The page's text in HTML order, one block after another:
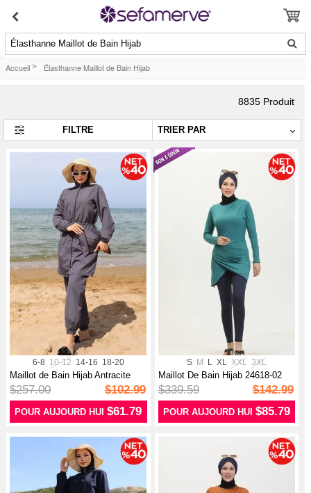
Élasthanne Maillot de Bain Hijab
Accueil > Élasthanne Maillot de Bain Hijab
8835 Produit
FILTRE
6-8 10-12 14-16 18-20
Maillot de Bain Hijab Antracite
$257.00 $102.99
POUR AUJOURD HUI$61.79
S M L XL XXL 3XL
Maillot De Bain Hijab 24618-02
Pétr...
$339.59 $142.99
POUR AUJOURD HUI $85.79